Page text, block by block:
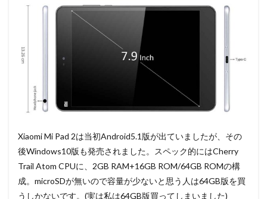
Xiaomi Mi Pad 2は当初Android5.1版が出ていましたが、その
後Windows10版も発売されました。スペック的にはCherry
Trail Atom CPUに、2GB RAM+16GB ROM/64GB ROMの構
成。microSDが無いので容量が少ないと思う人は64GB版を買
うしかないです。(実は私は64GB版買ってしまいました)